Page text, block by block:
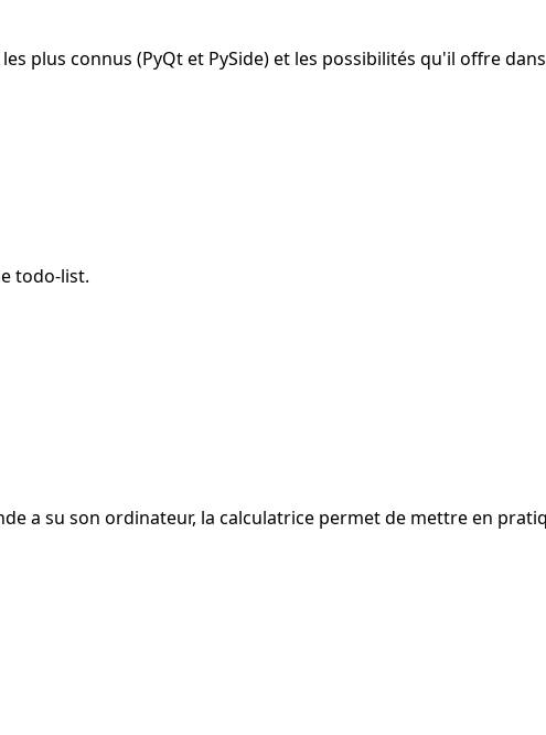
plus connus (PyQt et PySide) et les possibilités qu'il offre
todo-list.
a su son ordinateur, la calculatrice permet de mettre en